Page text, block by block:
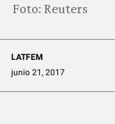
LATFEMLAB.
Foto: Reuters
LATFEM
junio 21, 2017